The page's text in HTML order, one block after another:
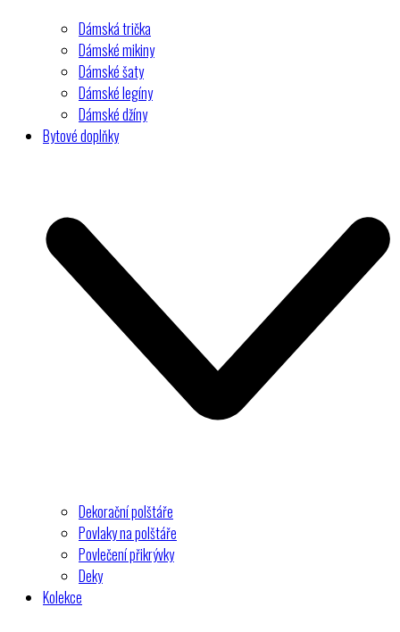
Dámská trička
Dámské mikiny
Dámské šaty
Dámské legíny
Dámské džíny
Bytové doplňky
Dekorační polštáře
Povlaky na polštáře
Povlečení přikrývky
Deky
Kolekce